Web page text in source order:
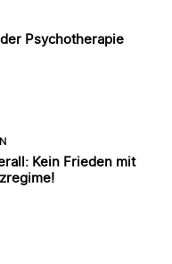
Psychotherapie
Kein Frieden mit